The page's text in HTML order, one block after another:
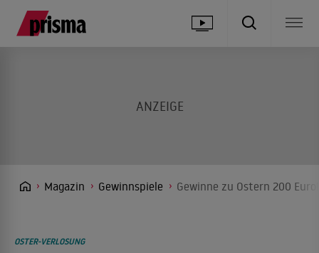
Magazin Gewinnspiele Gewinne zu Ostern 200 Euro!
OSTER-VERLOSUNG